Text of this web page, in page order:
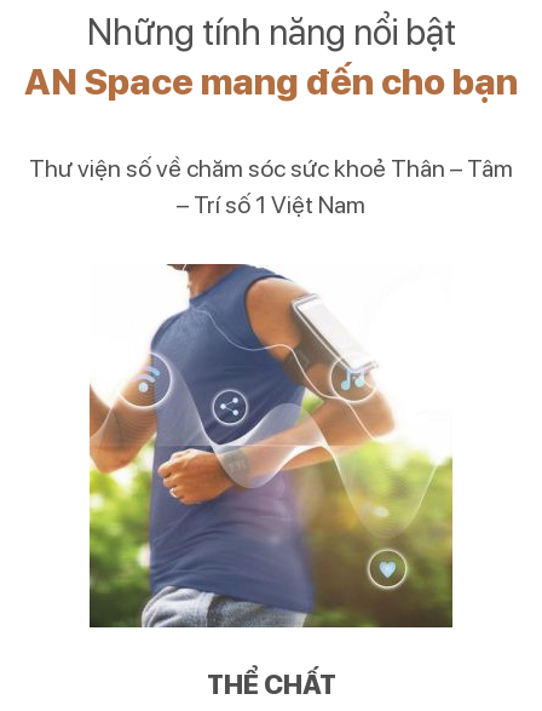
Những tính năng nổi bật
AN Space mang đến cho bạn
Thư viện số về chăm sóc sức khoẻ Thân – Tâm
– Trí số 1 Việt Nam
THỂ CHẤT